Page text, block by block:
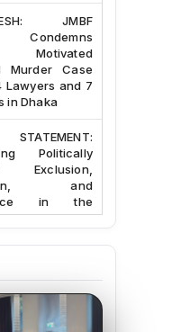
JMBF
Condemns
Motivated
Murder Case
Lawyers and 7
in Dhaka
Politically
Exclusion,
and
in the
Governance
Profession in
ALERT:
of Two
Teachers on
of